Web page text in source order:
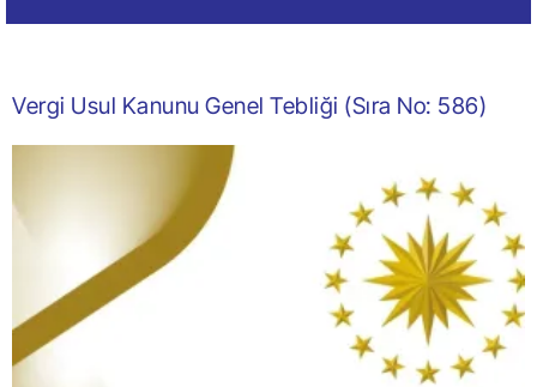
Vergi Usul Kanunu Genel Tebliği (Sıra No: 586)